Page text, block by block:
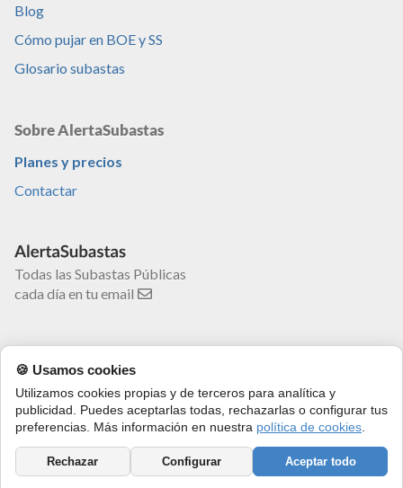
Blog
Cómo pujar en BOE y SS
Glosario subastas
Sobre AlertaSubastas
Planes y precios
Contactar
Todas las Subastas Públicas
cada día en tu email
AlertaSubastas SLU© 2016-2026
Términos y condiciones·Política de privacidad· Política de
cookies
🍪 Usamos cookies
Utilizamos cookies propias y de terceros para analítica y
publicidad. Puedes aceptarlas todas, rechazarlas o configurar tus
preferencias. Más información en nuestra política de cookies
Rechazar Configurar Aceptar todo